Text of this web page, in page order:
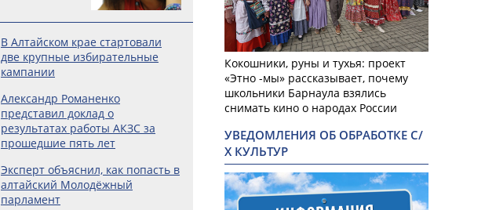
В Алтайском крае стартовали
две крупные избирательные
кампании
Александр Романенко
представил доклад о
результатах работы АКЗС за
прошедшие пять лет
Эксперт объяснил, как попасть в
алтайский Молодёжный
парламент
Кокошники, руны и тухья: проект
«Этно -мы» рассказывает, почему
школьники Барнаула взялись
снимать кино о народах России
УВЕДОМЛЕНИЯ ОБ ОБРАБОТКЕ С/
Х КУЛЬТУР